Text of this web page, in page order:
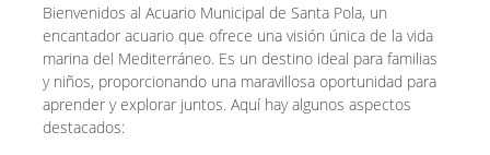
Bienvenidos al Acuario Municipal de Santa Pola, un
encantador acuario que ofrece una visión única de la vida
marina del Mediterráneo. Es un destino ideal para familias
y niños, proporcionando una maravillosa oportunidad para
aprender y explorar juntos. Aquí hay algunos aspectos
destacados: